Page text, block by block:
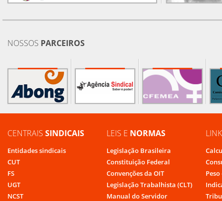
NOSSOS PARCEIROS
CENTRAIS SINDICAIS
Entidades sindicais
CUT
FS
UGT
NCST
LEIS E NORMAS
Legislação Brasileira
Constituição Federal
Convenções da OIT
Legislação Trabalhista (CLT)
Manual do Servidor